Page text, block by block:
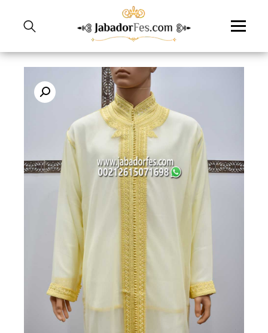
انتقل
المحتوى